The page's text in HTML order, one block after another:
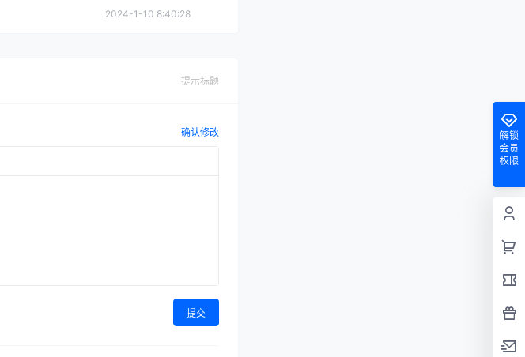
2024-1-10 8:40:28
提示标题
确认修改
提交
解锁
会员
权限